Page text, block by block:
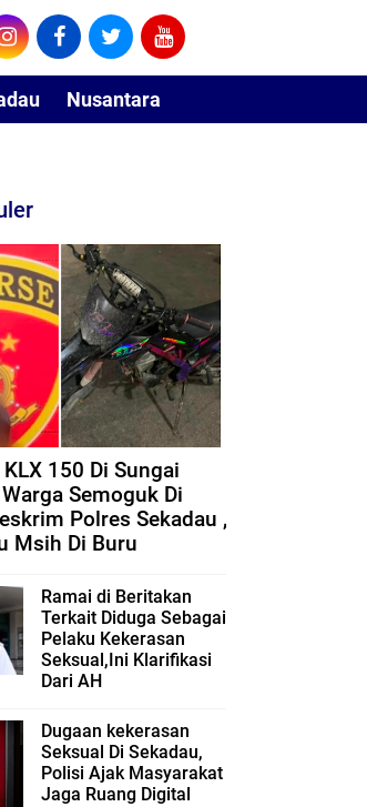
Nusantara
150 Di Sungai
Semoguk Di
Polres Sekadau ,
Msih Di Buru
Ramai di Beritakan
Terkait Diduga Sebagai
Pelaku Kekerasan
Seksual,Ini Klarifikasi
Dari AH
Dugaan kekerasan
Seksual Di Sekadau,
Polisi Ajak Masyarakat
Jaga Ruang Digital